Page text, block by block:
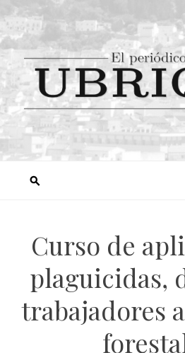
Curso de
plaguicidas,
trabajadores